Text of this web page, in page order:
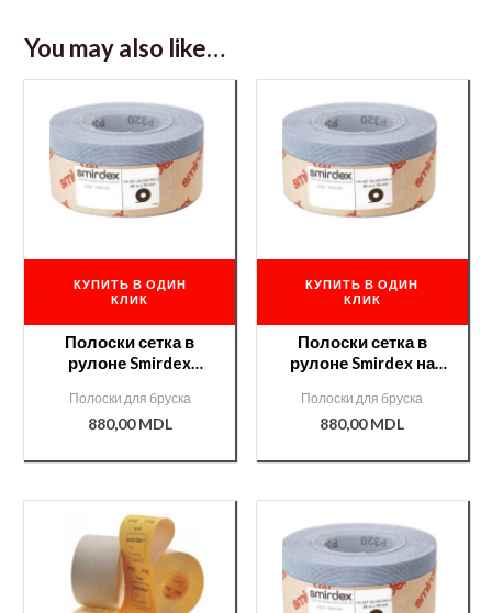
You may also like…
КУПИТЬ В ОДИН
КЛИК
Полоски сетка в
рулоне Smirdex
08011/
Полоски для бруска
880,00MDL
КУПИТЬ В ОДИН
КЛИК
Полоски сетка в
рулоне Smirdex на
№240 /000008319/
Полоски для бруска
880,00MDL